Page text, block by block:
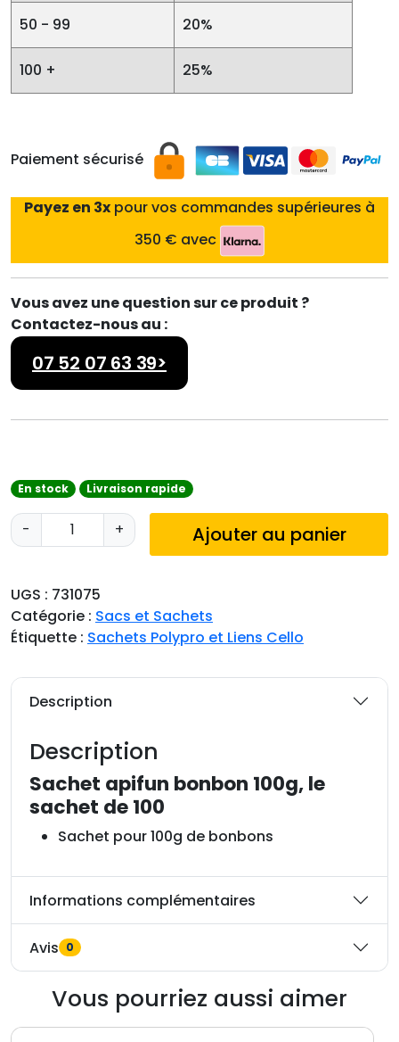
50 - 99 20%
100 + 25%
Paiement sécurisé
Payez en 3x pour vos commandes supérieures à
350 € avec
Vous avez une question sur ce produit ?
Contactez-nous au :
07 52 07 63 39>
En stock Livraison rapide
-
q
u
n
t
i
f
n
n
+ Ajouter au panier
UGS : 731075
Catégorie : Sacs et Sachets
Étiquette : Sachets Polypro et Liens Cello
Description
Description
Sachet apifun bonbon 100g, le
sachet de 100
Sachet pour 100g de bonbons
Informations complémentaires
Avis 0
Vous pourriez aussi aimer